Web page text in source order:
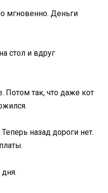
мгновенно. Деньги
стол и вдруг
Потом так, что даже кот
назад дороги нет.